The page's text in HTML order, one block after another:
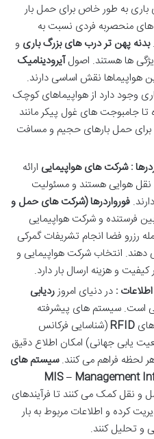
باری به طور خاص برای حمل بار
های منحصربه فردی نسبت به
بدنه پهن تردرب های بزرگ باری و
ها هستند. اصولآیرودینامیک
هواپیماها نقش اساسی دارند.
وجود دارد از هواپیماهای کوچک
تا جامبوجت های غول پیکر مانند
برای حمل بارهای حجیم و مسافت
: شرکت های هواپیمایی ارائه
هوایی هستند و مسئولیت
فورواردرها (شرکت های حمل و
فرستنده و شرکت هواپیمایی
رزرو فضا انجام تشریفات گمرکی
دهند. انتخاب شرکت هواپیمایی و
و هزینه ارسال بار دارد.
: در دنیای امروزردیابی
سیستم های پیشرفته
های RFID(شناسایی فرکانس
یابی جهانی) امکان اطلاع دقیق
لحظه فراهم می کنند.سیستم های
(MIS – Management
نقل کمک می کنند تا فرآیندهای
کرده و اطلاعات مربوط به بار
و تحلیل کنند.